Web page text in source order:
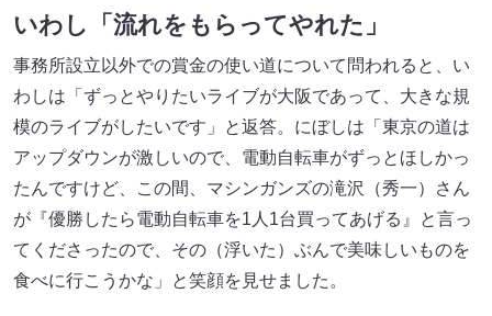
いわし「流れをもらってやれた」
事務所設立以外での賞金の使い道について問われると、い
わしは「ずっとやりたいライブが大阪であって、大きな規
模のライブがしたいです」と返答。にぼしは「東京の道は
アップダウンが激しいので、電動自転車がずっとほしかっ
たんですけど、この間、マシンガンズの滝沢（秀一）さん
が『優勝したら電動自転車を1人1台買ってあげる』と言っ
てくださったので、その（浮いた）ぶんで美味しいものを
食べに行こうかな」と笑顔を見せました。